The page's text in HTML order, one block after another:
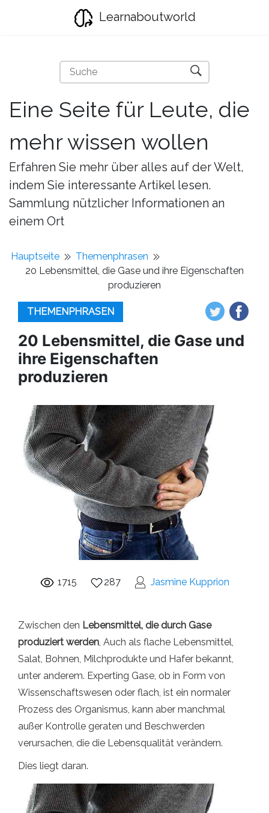
Learnaboutworld
Eine Seite für Leute, die
mehr wissen wollen
Erfahren Sie mehr über alles auf der Welt,
indem Sie interessante Artikel lesen.
Sammlung nützlicher Informationen an
einem Ort
Hauptseite
Themenphrasen
20 Lebensmittel, die Gase und ihre Eigenschaften
produzieren
THEMENPHRASEN
20 Lebensmittel, die Gase und
ihre Eigenschaften
produzieren
1715 287 Jasmine Kupprion
Zwischen den Lebensmittel, die durch Gase
produziert werden, Auch als flache Lebensmittel,
Salat, Bohnen, Milchprodukte und Hafer bekannt,
unter anderem. Experting Gase, ob in Form von
Wissenschaftswesen oder flach, ist ein normaler
Prozess des Organismus, kann aber manchmal
außer Kontrolle geraten und Beschwerden
verursachen, die die Lebensqualität verändern.
Dies liegt daran.